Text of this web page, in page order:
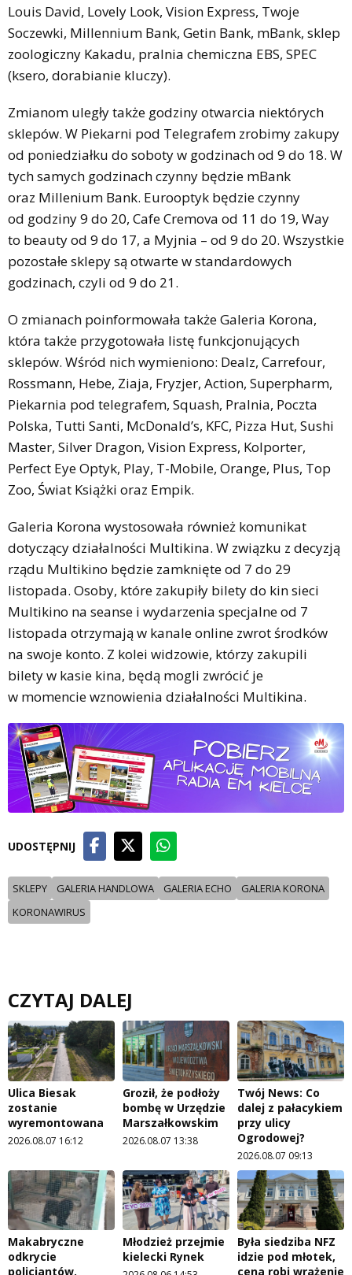
Louis David, Lovely Look, Vision Express, Twoje
Soczewki, Millennium Bank, Getin Bank, mBank, sklep
zoologiczny Kakadu, pralnia chemiczna EBS, SPEC
(ksero, dorabianie kluczy).
Zmianom uległy także godziny otwarcia niektórych
sklepów. W Piekarni pod Telegrafem zrobimy zakupy
od poniedziałku do soboty w godzinach od 9 do 18. W
tych samych godzinach czynny będzie mBank
oraz Millenium Bank. Eurooptyk będzie czynny
od godziny 9 do 20, Cafe Cremova od 11 do 19, Way
to beauty od 9 do 17, a Myjnia – od 9 do 20. Wszystkie
pozostałe sklepy są otwarte w standardowych
godzinach, czyli od 9 do 21.
O zmianach poinformowała także Galeria Korona,
która także przygotowała listę funkcjonujących
sklepów. Wśród nich wymieniono: Dealz, Carrefour,
Rossmann, Hebe, Ziaja, Fryzjer, Action, Superpharm,
Piekarnia pod telegrafem, Squash, Pralnia, Poczta
Polska, Tutti Santi, McDonald’s, KFC, Pizza Hut, Sushi
Master, Silver Dragon, Vision Express, Kolporter,
Perfect Eye Optyk, Play, T-Mobile, Orange, Plus, Top
Zoo, Świat Książki oraz Empik.
Galeria Korona wystosowała również komunikat
dotyczący działalności Multikina. W związku z decyzją
rządu Multikino będzie zamknięte od 7 do 29
listopada. Osoby, które zakupiły bilety do kin sieci
Multikino na seanse i wydarzenia specjalne od 7
listopada otrzymają w kanale online zwrot środków
na swoje konto. Z kolei widzowie, którzy zakupili
bilety w kasie kina, będą mogli zwrócić je
w momencie wznowienia działalności Multikina.
UDOSTĘPNIJ
SKLEPY GALERIA HANDLOWA GALERIA ECHO
GALERIA KORONA
KORONAWIRUS
CZYTAJ DALEJ
Ulica Biesak
zostanie
wyremontowana
2026.08.07 16:12
Groził, że podłoży
bombę w Urzędzie
Marszałkowskim
2026.08.07 13:38
Twój News: Co
dalej z pałacykiem
przy ulicy
Ogrodowej?
2026.08.07 09:13
Makabryczne
odkrycie
policjantów.
Młodzież przejmie
kielecki Rynek
Była siedziba NFZ
idzie pod młotek,
cena robi wrażenie